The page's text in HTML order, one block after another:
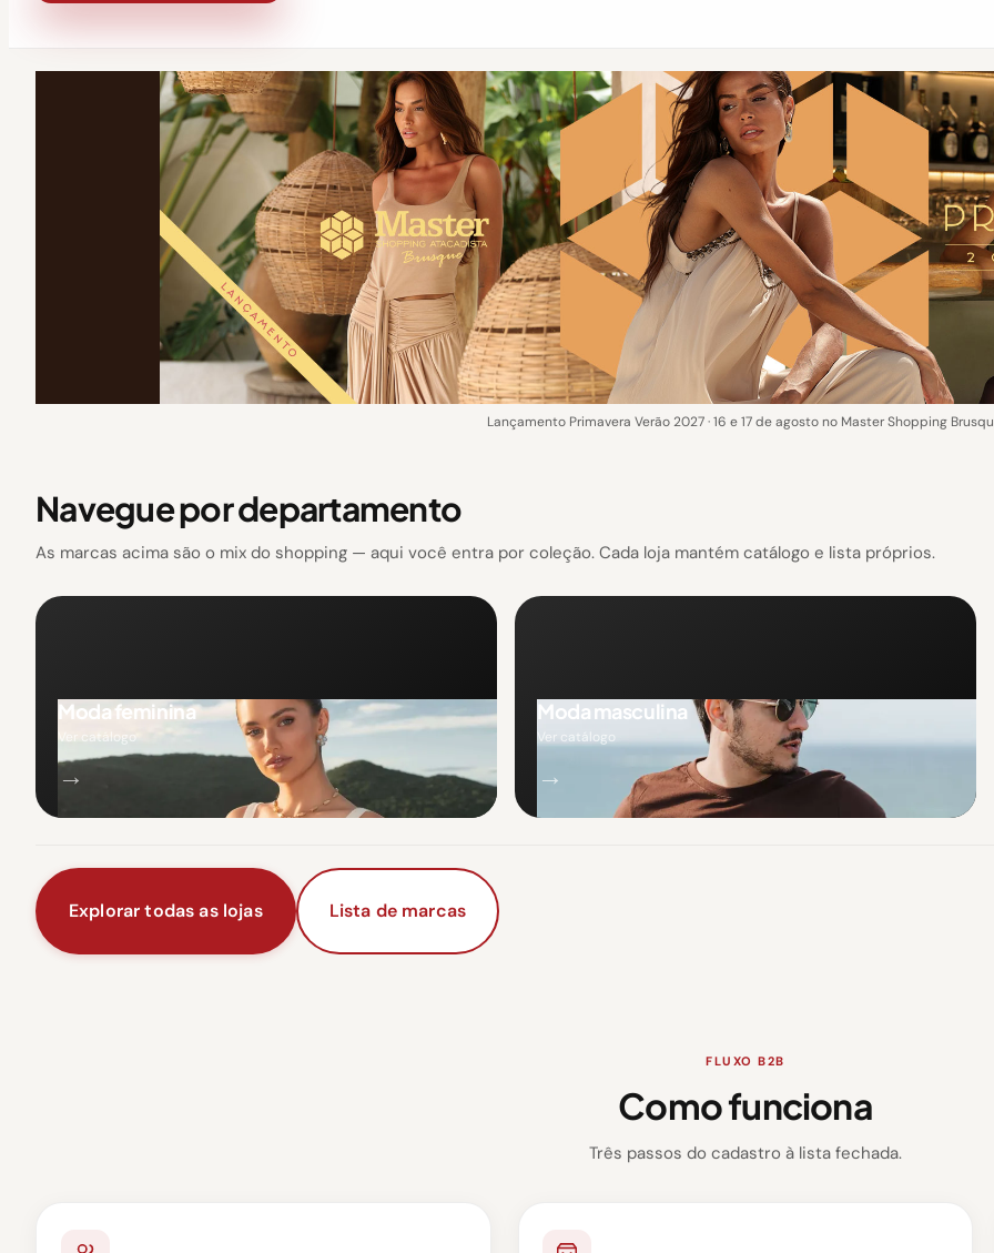
Lançamento Primavera Verão 2027 · 16 e 17 de agosto no Master Shopping
Navegue por departamento
As marcas acima são o mix do shopping — aqui você entra por coleção. Cada loja mantém catálogo e lista próprios.
Moda feminina
Ver catálogo
→
Moda masculina
Ver catálogo
→
Explorar todas as lojas Lista de marcas
FLUXO B2B
Como funciona
Três passos do cadastro à lista fechada.